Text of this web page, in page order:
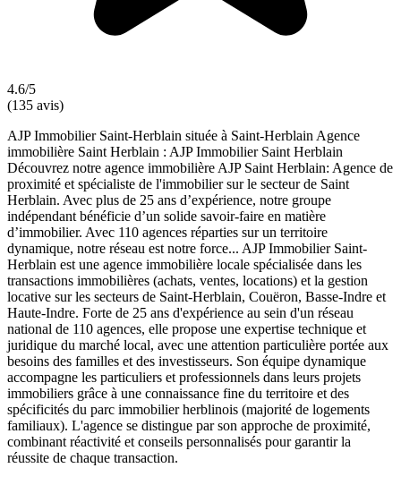
4.6/5
(135 avis)
AJP Immobilier Saint-Herblain située à Saint-Herblain Agence
immobilière Saint Herblain : AJP Immobilier Saint Herblain
Découvrez notre agence immobilière AJP Saint Herblain: Agence de
proximité et spécialiste de l'immobilier sur le secteur de Saint
Herblain. Avec plus de 25 ans d’expérience, notre groupe
indépendant bénéficie d’un solide savoir-faire en matière
d’immobilier. Avec 110 agences réparties sur un territoire
dynamique, notre réseau est notre force... AJP Immobilier Saint-
Herblain est une agence immobilière locale spécialisée dans les
transactions immobilières (achats, ventes, locations) et la gestion
locative sur les secteurs de Saint-Herblain, Couëron, Basse-Indre et
Haute-Indre. Forte de 25 ans d'expérience au sein d'un réseau
national de 110 agences, elle propose une expertise technique et
juridique du marché local, avec une attention particulière portée aux
besoins des familles et des investisseurs. Son équipe dynamique
accompagne les particuliers et professionnels dans leurs projets
immobiliers grâce à une connaissance fine du territoire et des
spécificités du parc immobilier herblinois (majorité de logements
familiaux). L'agence se distingue par son approche de proximité,
combinant réactivité et conseils personnalisés pour garantir la
réussite de chaque transaction.